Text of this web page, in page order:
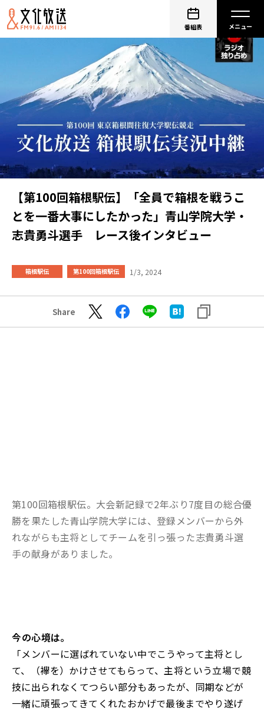
番組表
【第100回箱根駅伝】「全員で箱根を戦うこ
とを一番大事にしたかった」青山学院大学・
志貴勇斗選手 レース後インタビュー
箱根駅伝 第100回箱根駅伝 1/3, 2024
Share
第100回箱根駅伝。大会新記録で2年ぶり7度目の総合優
勝を果たした青山学院大学には、登録メンバーから外
れながらも主将としてチームを引っ張った志貴勇斗選
手の献身がありました。
――今の心境は。
「メンバーに選ばれていない中でこうやって主将とし
て、（襷を）かけさせてもらって、主将という立場で競
技に出られなくてつらい部分もあったが、同期などが
一緒に頑張ってきてくれたおかげで最後までやり遂げ